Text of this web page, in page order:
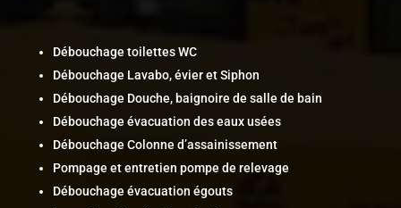
Débouchage toilettes WC
Débouchage Lavabo, évier et Siphon
Débouchage Douche, baignoire de salle de bain
Débouchage évacuation des eaux usées
Débouchage Colonne d’assainissement
Pompage et entretien pompe de relevage
Débouchage évacuation égouts